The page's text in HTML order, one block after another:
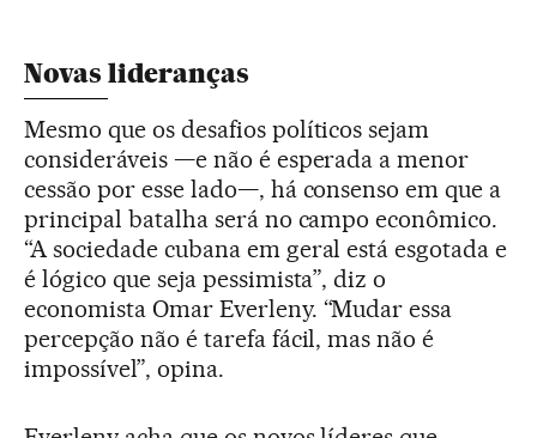
Novas lideranças
Mesmo que os desafios políticos sejam
consideráveis —e não é esperada a menor
cessão por esse lado—, há consenso em que a
principal batalha será no campo econômico.
“A sociedade cubana em geral está esgotada e
é lógico que seja pessimista”, diz o
economista Omar Everleny. “Mudar essa
percepção não é tarefa fácil, mas não é
impossível”, opina.